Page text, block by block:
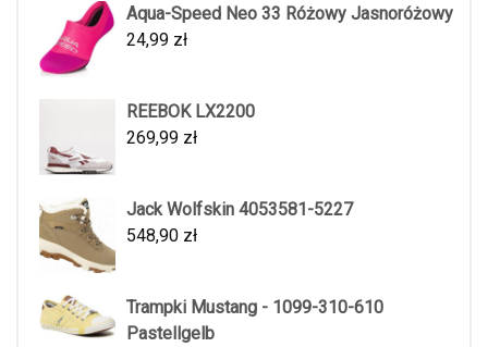
Aqua-Speed Neo 33 Różowy Jasnoróżowy
24,99 zł
REEBOK LX2200
269,99 zł
Jack Wolfskin 4053581-5227
548,90 zł
Trampki Mustang - 1099-310-610
Pastellgelb